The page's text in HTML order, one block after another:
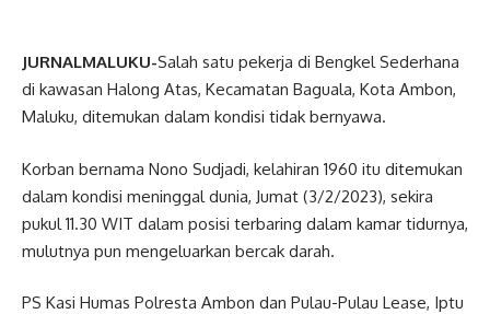
JURNALMALUKU-Salah satu pekerja di Bengkel Sederhana
di kawasan Halong Atas, Kecamatan Baguala, Kota Ambon,
Maluku, ditemukan dalam kondisi tidak bernyawa.
Korban bernama Nono Sudjadi, kelahiran 1960 itu ditemukan
dalam kondisi meninggal dunia, Jumat (3/2/2023), sekira
pukul 11.30 WIT dalam posisi terbaring dalam kamar tidurnya,
mulutnya pun mengeluarkan bercak darah.
PS Kasi Humas Polresta Ambon dan Pulau-Pulau Lease, Iptu